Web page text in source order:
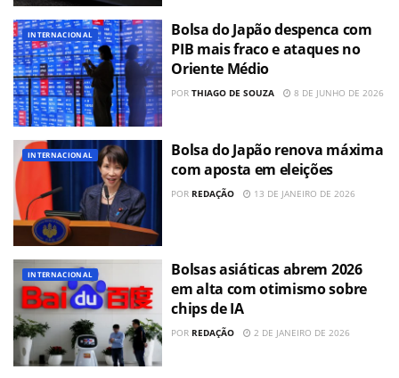
INTERNACIONAL
Bolsa do Japão despenca com
PIB mais fraco e ataques no
Oriente Médio
POR THIAGO DE SOUZA 8 DE JUNHO DE 2026
INTERNACIONAL
Bolsa do Japão renova máxima
com aposta em eleições
POR REDAÇÃO 13 DE JANEIRO DE 2026
INTERNACIONAL
Bolsas asiáticas abrem 2026
em alta com otimismo sobre
chips de IA
POR REDAÇÃO 2 DE JANEIRO DE 2026